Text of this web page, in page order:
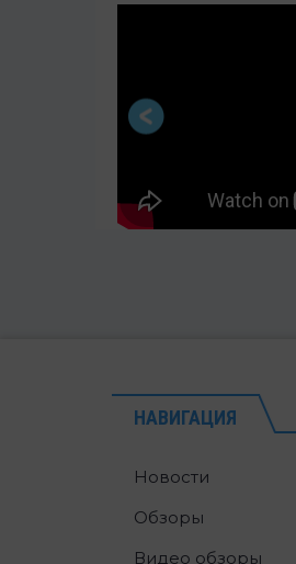
НАВИГАЦИЯ
Новости
Обзоры
Видео обзоры